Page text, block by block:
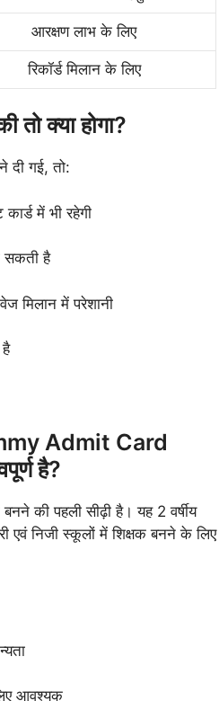
आरक्षण लाभ के लिए
रिकॉर्ड मिलान के लिए
तो क्या होगा?
दी गई, तो:
में भी रहेगी
सकती है
मिलान में परेशानी
Admit Card
है?
की पहली सीढ़ी है। यह 2 वर्षीय
एवं निजी स्कूलों में शिक्षक बनने के लिए
आवश्यक